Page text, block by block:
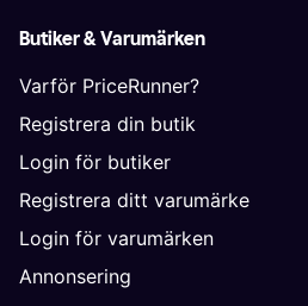
Butiker & Varumärken
Varför PriceRunner?
Registrera din butik
Login för butiker
Registrera ditt varumärke
Login för varumärken
Annonsering